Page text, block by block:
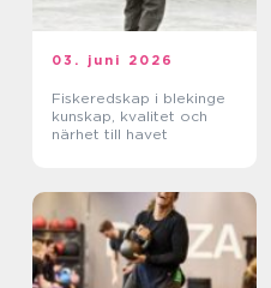
03. juni 2026
Fiskeredskap i blekinge
kunskap, kvalitet och
närhet till havet